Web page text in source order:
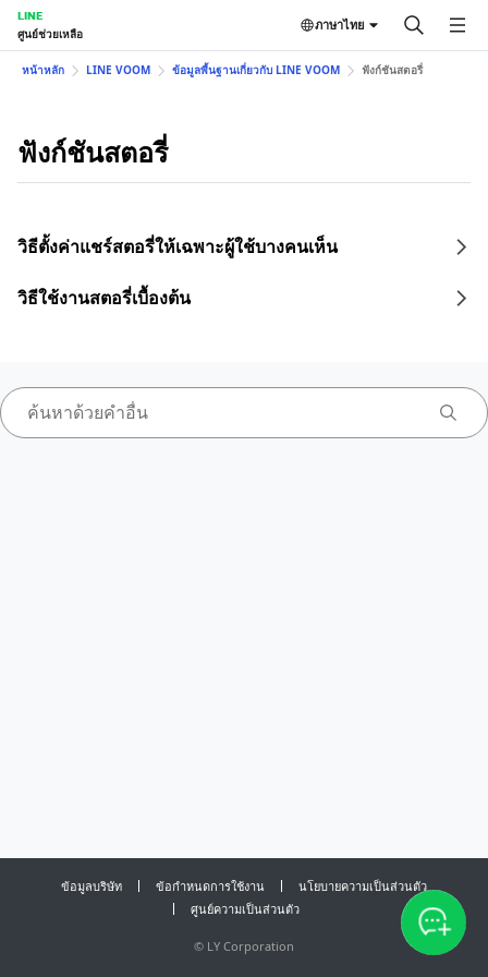
LINE
ศูนย์ช่วยเหลือ
ภาษาไทย
หน้าหลัก LINE VOOM ข้อมูลพื้นฐานเกี่ยวกับ LINE VOOM ฟังก์ชันสตอรี่
ฟังก์ชันสตอรี่
วิธีตั้งค่าแชร์สตอรี่ให้เฉพาะผู้ใช้บางคนเห็น
วิธีใช้งานสตอรี่เบื้องต้น
ข้อมูลบริษัท ข้อกำหนดการใช้งาน
นโยบายความเป็นส่วนตัว
ศูนย์ความเป็นส่วนตัว
© LY Corporation